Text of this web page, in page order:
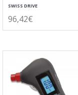
SWISS DRIVE
96,42€